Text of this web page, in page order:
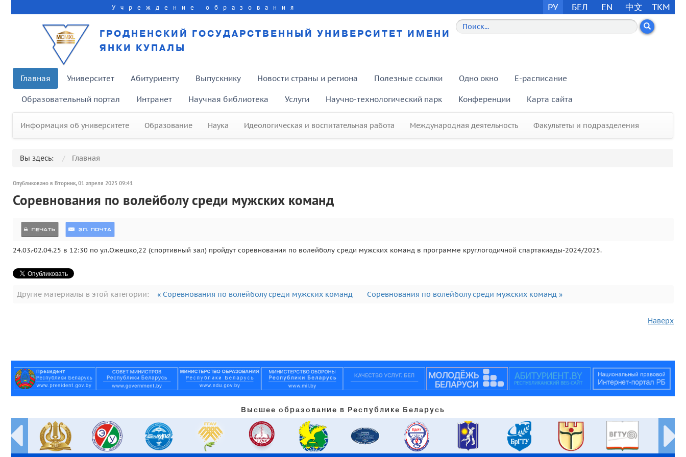
Учреждение образования РУ БЕЛ EN 中文 TKM
ГРОДНЕНСКИЙ ГОСУДАРСТВЕННЫЙ УНИВЕРСИТЕТ ИМЕНИ
ЯНКИ КУПАЛЫ
Главная Университет Абитуриенту Выпускнику Новости страны и региона Полезные ссылки Одно окно E-расписание
Образовательный портал Интранет Научная библиотека Услуги Научно-технологический парк Конференции Карта сайта
Информация об университете Образование Наука Идеологическая и воспитательная работа Международная деятельность Факультеты и подразделения
Вы здесь: Главная
Опубликовано в Вторник, 01 апреля 2025 09:41
Соревнования по волейболу среди мужских команд
24.03.-02.04.25 в 12:30 по ул.Ожешко,22 (спортивный зал) пройдут соревнования по волейболу среди мужских команд в программе круглогодичной спартакиады-2024/2025.
Другие материалы в этой категории: « Соревнования по волейболу среди мужских команд Соревнования по волейболу среди мужских команд »
Наверх
Высшее образование в Республике Беларусь